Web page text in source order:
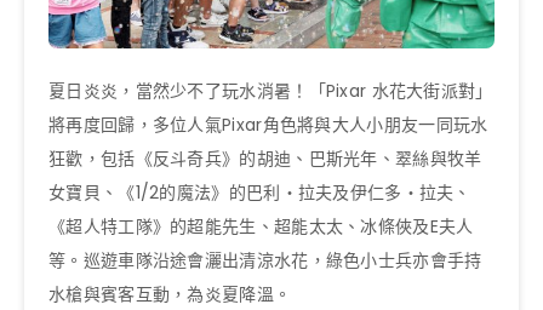
夏日炎炎，當然少不了玩水消暑！「Pixar 水花大街派對」
將再度回歸，多位人氣Pixar角色將與大人小朋友一同玩水
狂歡，包括《反斗奇兵》的胡迪、巴斯光年、翠絲與牧羊
女寶貝、《1/2的魔法》的巴利‧拉夫及伊仁多‧拉夫、
《超人特工隊》的超能先生、超能太太、冰條俠及E夫人
等。巡遊車隊沿途會灑出清涼水花，綠色小士兵亦會手持
水槍與賓客互動，為炎夏降溫。